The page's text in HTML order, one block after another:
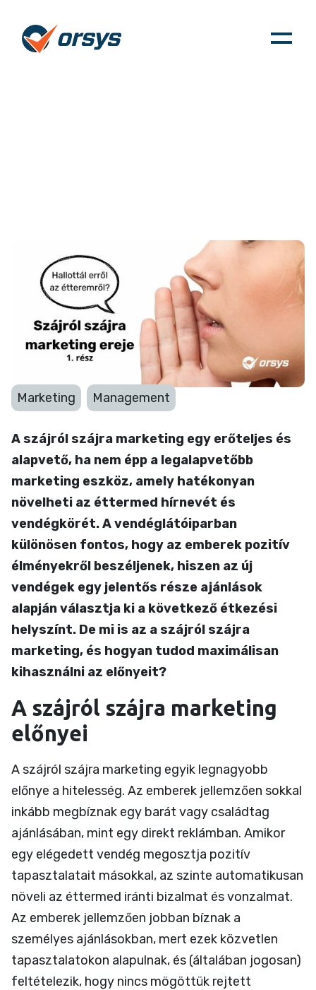
A szájról szájra
marketing ereje - 1.
rész
Marketing
Management
A szájról szájra marketing egy erőteljes és
alapvető, ha nem épp a legalapvetőbb
marketing eszköz, amely hatékonyan
növelheti az éttermed hírnevét és
vendégkörét. A vendéglátóiparban
különösen fontos, hogy az emberek pozitív
élményekről beszéljenek, hiszen az új
vendégek egy jelentős része ajánlások
alapján választja ki a következő étkezési
helyszínt. De mi is az a szájról szájra
marketing, és hogyan tudod maximálisan
kihasználni az előnyeit?
A szájról szájra marketing
előnyei
A szájról szájra marketing egyik legnagyobb
előnye a hitelesség. Az emberek jellemzően sokkal
inkább megbíznak egy barát vagy családtag
ajánlásában, mint egy direkt reklámban. Amikor
egy elégedett vendég megosztja pozitív
tapasztalatait másokkal, az szinte automatikusan
növeli az éttermed iránti bizalmat és vonzalmat.
Az emberek jellemzően jobban bíznak a
személyes ajánlásokban, mert ezek közvetlen
tapasztalatokon alapulnak, és (általában jogosan)
feltételezik, hogy nincs mögöttük rejtett